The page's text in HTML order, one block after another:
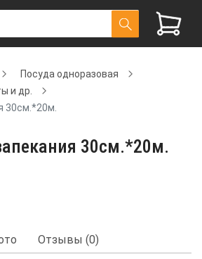
Посуда одноразовая
и др.
30см.*20м.
30см.*20м.
Отзывы (0)